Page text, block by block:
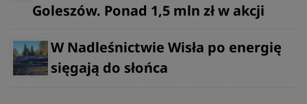
Goleszów. Ponad 1,5 mln zł w akcji
W Nadleśnictwie Wisła po energię
sięgają do słońca